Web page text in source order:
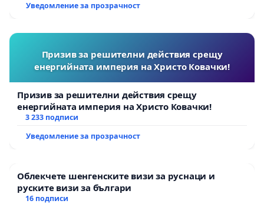
Уведомление за прозрачност
Призив за решителни действия срещу
енергийната империя на Христо Ковачки!
Призив за решителни действия срещу
енергийната империя на Христо Ковачки!
3 233 подписи
Уведомление за прозрачност
Облекчете шенгенските визи за руснаци и
руските визи за българи
16 подписи